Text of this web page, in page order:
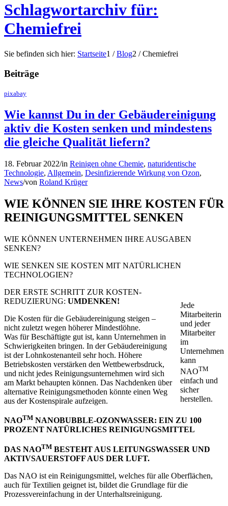
Schlagwortarchiv für:
Chemiefrei
Sie befinden sich hier: Startseite1 / Blog2 / Chemiefrei
Beiträge
pixabay
Wie kannst Du in der Gebäudereinigung
aktiv die Kosten senken und mindestens
die gleiche Qualität liefern?
18. Februar 2022/in Reinigen ohne Chemie, naturidentische
Technologie, Allgemein, Desinfizierende Wirkung von Ozon,
News/von Roland Krüger
WIE KÖNNEN SIE IHRE KOSTEN FÜR
REINIGUNGSMITTEL SENKEN
WIE KÖNNEN UNTERNEHMEN IHRE AUSGABEN
SENKEN?
WIE SENKEN SIE KOSTEN MIT NATÜRLICHEN
TECHNOLOGIEN?
Jede
Mitarbeiterin
und jeder
Mitarbeiter
im
Unternehmen
kann
NAOTM
einfach und
sicher
herstellen.
DER ERSTE SCHRITT ZUR KOSTEN-
REDUZIERUNG: UMDENKEN!
Die Kosten für die Gebäudereinigung steigen –
nicht zuletzt wegen höherer Mindestlöhne.
Was für Beschäftigte gut ist, kann Unternehmen in
Schwierigkeiten bringen. In der Gebäudereinigung
ist der Lohnkostenanteil sehr hoch. Höhere
Betriebskosten verstärken den Wettbewerbsdruck,
und nicht jedes Reinigungsunternehmen wird sich
am Markt behaupten können. Das Nachdenken über
alternative Reinigungsmethoden könnte einen Weg
aus der Kostenspirale aufzeigen.
NAOTM NANOBUBBLE-OZONWASSER: EIN ZU 100
PROZENT NATÜRLICHES REINIGUNGSMITTEL
DAS NAOTM BESTEHT AUS LEITUNGSWASSER UND
AKTIVSAUERSTOFF AUS DER LUFT.
Das NAO ist ein Reinigungsmittel, welches für alle Oberflächen,
auch für Textilien geignet ist, bildet die Grundlage für die
Prozessvereinfachung in der Unterhaltsreinigung.